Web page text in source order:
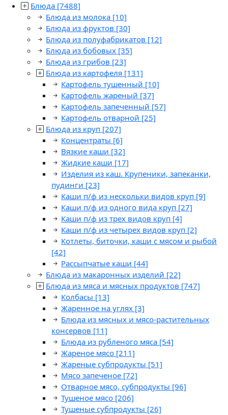
Блюда [7488]
Блюда из молока [10]
Блюда из фруктов [30]
Блюда из полуфабрикатов [12]
Блюда из бобовых [35]
Блюда из грибов [23]
Блюда из картофеля [131]
Картофель тушенный [10]
Картофель жареный [37]
Картофель запеченный [57]
Картофель отварной [25]
Блюда из круп [207]
Концентраты [6]
Вязкие каши [32]
Жидкие каши [17]
Изделия из каш. Крупеники, запеканки,
пудинги [23]
Каши п/ф из нескольки видов круп [9]
Каши п/ф из одного вида круп [27]
Каши п/ф из трех видов круп [4]
Каши п/ф из четырех видов круп [2]
Котлеты, биточки, каши с мясом и рыбой
[42]
Рассыпчатые каши [44]
Блюда из макаронных изделий [22]
Блюда из мяса и мясных продуктов [747]
Колбасы [13]
Жаренное на углях [3]
Блюда из мясных и мясо-растительных
консервов [11]
Блюда из рубленого мяса [54]
Жареное мясо [211]
Жареные субпродукты [51]
Мясо запеченое [72]
Отварное мясо, субпродукты [96]
Тушеное мясо [206]
Тушеные субпродукты [26]